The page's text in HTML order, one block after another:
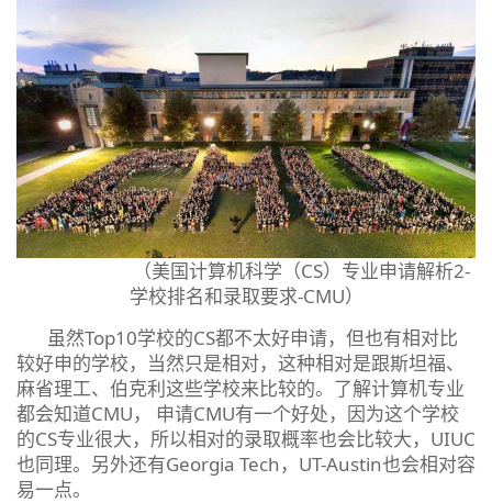
（美国计算机科学（CS）专业申请解析2-
学校排名和录取要求-CMU）
虽然Top10学校的CS都不太好申请，但也有相对比
较好申的学校，当然只是相对，这种相对是跟斯坦福、
麻省理工、伯克利这些学校来比较的。了解计算机专业
都会知道CMU， 申请CMU有一个好处，因为这个学校
的CS专业很大，所以相对的录取概率也会比较大，UIUC
也同理。另外还有Georgia Tech，UT-Austin也会相对容
易一点。